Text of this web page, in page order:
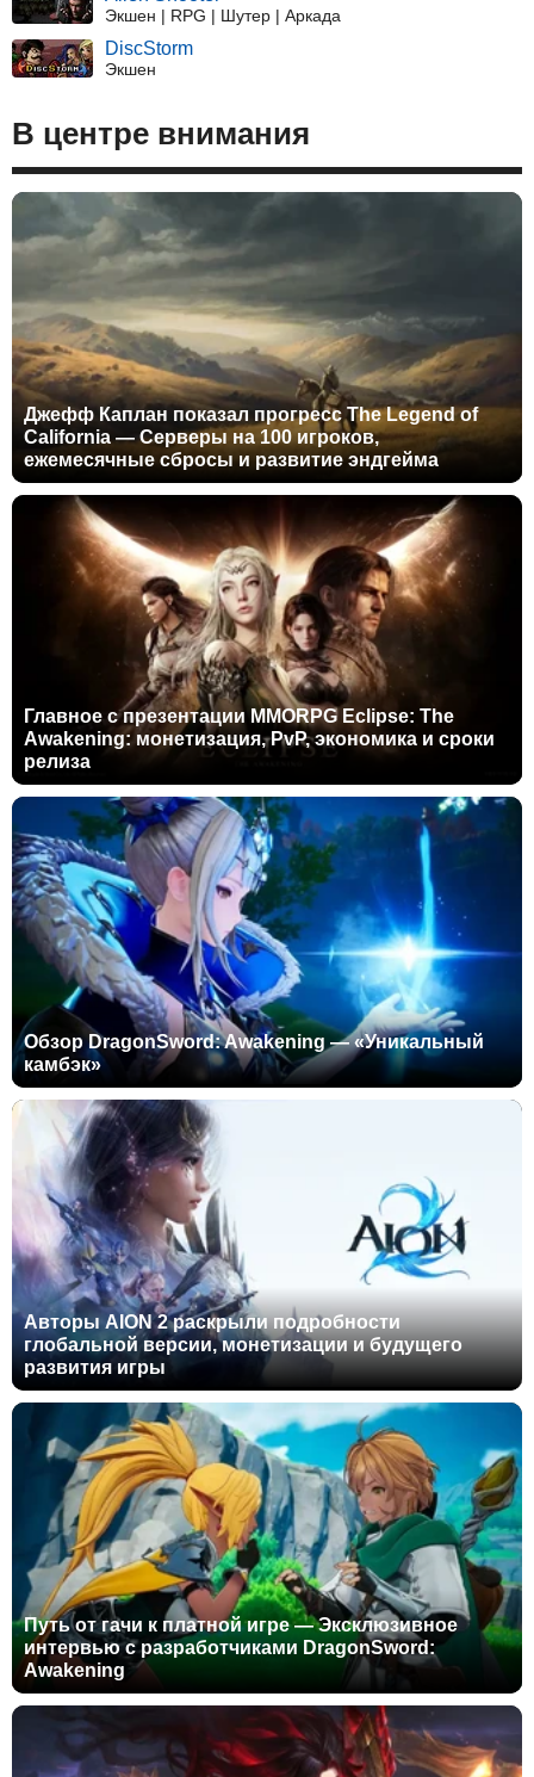
Экшен | RPG | Шутер | Аркада
DiscStorm
Экшен
В центре внимания
Джефф Каплан показал прогресс The Legend of
California — Серверы на 100 игроков,
ежемесячные сбросы и развитие эндгейма
Главное с презентации MMORPG Eclipse: The
Awakening: монетизация, PvP, экономика и сроки
релиза
Обзор DragonSword: Awakening — «Уникальный
камбэк»
Авторы AION 2 раскрыли подробности
глобальной версии, монетизации и будущего
развития игры
Путь от гачи к платной игре — Эксклюзивное
интервью с разработчиками DragonSword:
Awakening